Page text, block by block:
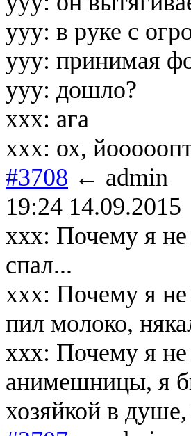
yyy: в руке с
yyy: принимая
yyy: дошло?
xxx: ага
xxx: ох,
#3708 ← admin
19:24 14.09.2015
xxx: Почему я не
спал...
xxx: Почему я
пил молоко,
xxx: Почему я не
анимешницы, я
хозяйкой в